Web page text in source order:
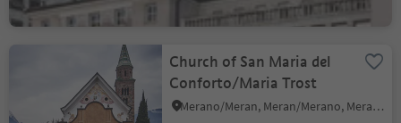
Church of San Maria del
Conforto/Maria Trost
Merano/Meran, Meran/Merano, Meran/Merano and environs